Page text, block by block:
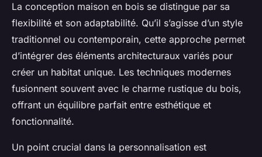
La conception maison en bois se distingue par sa
flexibilité et son adaptabilité. Qu’il s’agisse d’un style
traditionnel ou contemporain, cette approche permet
d’intégrer des éléments architecturaux variés pour
créer un habitat unique. Les techniques modernes
fusionnent souvent avec le charme rustique du bois,
offrant un équilibre parfait entre esthétique et
fonctionnalité.
Un point crucial dans la personnalisation est